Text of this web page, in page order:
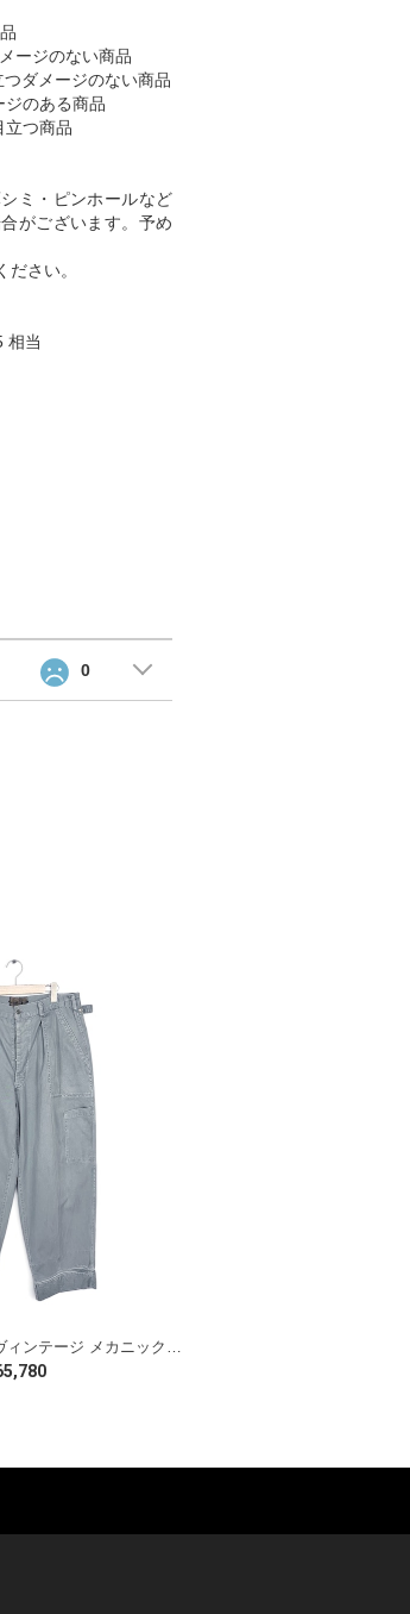
ージのない商品
つダメージのない商品
ジのある商品
立つ商品
ミ・ピンホールなど
がございます。予め
さい。
相当
0
50s U.S.AIR FORCE ヴィンテージ メカニックパンツ 黒タグ ベイカーパンツ型 米軍 ミリタリー W34 古着 EB0023
GOODS